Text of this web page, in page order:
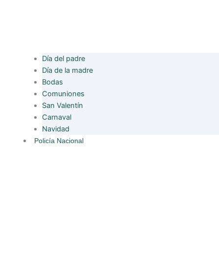
Día del padre
Día de la madre
Bodas
Comuniones
San Valentín
Carnaval
Navidad
Policía Nacional